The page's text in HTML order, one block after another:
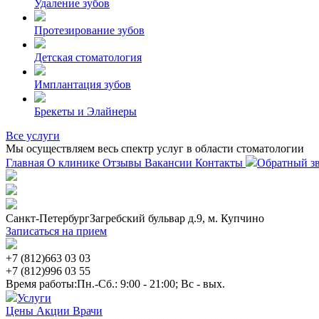
Удаление зубов
Протезирование зубов
Детская стоматология
Имплантация зубов
Брекеты и Элайнеры
Все услуги
Мы осуществляем весь спектр услуг в области стоматологии
Главная О клинике Отзывы Вакансии Контакты Обратный
Санкт-ПетербургЗагребский бульвар д.9, м. Купчино
Записаться на прием
+7 (812)663 03 03
+7 (812)996 03 55
Время работы:Пн.-Сб.: 9:00 - 21:00; Вс - вых.
Услуги
Цены Акции Врачи